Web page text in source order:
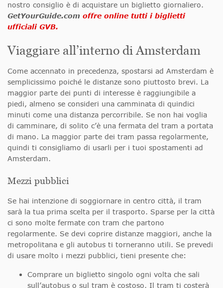
nostro consiglio è di acquistare un biglietto giornaliero.
GetYourGuide.com offre online tutti i biglietti
ufficiali GVB.
Viaggiare all’interno di Amsterdam
Come accennato in precedenza, spostarsi ad Amsterdam è
semplicissimo poiché le distanze sono piuttosto brevi. La
maggior parte dei punti di interesse è raggiungibile a
piedi, almeno se consideri una camminata di quindici
minuti come una distanza percorribile. Se non hai voglia
di camminare, di solito c’è una fermata del tram a portata
di mano. La maggior parte dei tram passa regolarmente,
quindi ti consigliamo di usarli per i tuoi spostamenti ad
Amsterdam.
Mezzi pubblici
Se hai intenzione di soggiornare in centro città, il tram
sarà la tua prima scelta per il trasporto. Sparse per la città
ci sono molte fermate con tram che partono
regolarmente. Se devi coprire distanze maggiori, anche la
metropolitana e gli autobus ti torneranno utili. Se prevedi
di usare molto i mezzi pubblici, tieni presente che:
Comprare un biglietto singolo ogni volta che sali
sull’autobus o sul tram è costoso. Il tram ti costerà